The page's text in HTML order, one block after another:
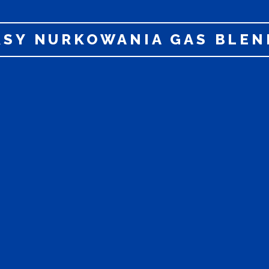
NURKOWANIA GAS